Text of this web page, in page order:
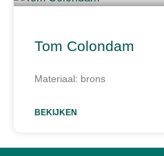
Tom Colondam
Materiaal: brons
BEKIJKEN